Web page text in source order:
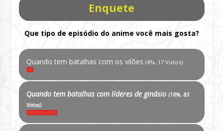
Enquete
Que tipo de episódio do anime você mais gosta?
Quando tem batalhas com os vilões (4%, 17 Votos)
Quando tem batalhas com líderes de ginásio (18%, 83
Votos)